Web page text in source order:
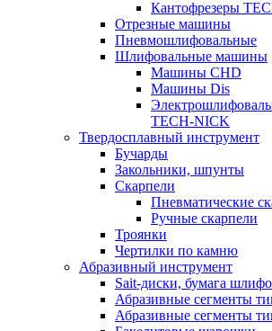
Кантофрезеры
Отрезные машины
Пневмошлифовальные
Шлифовальные машины
Машины CHD
Машины Dis
TECH-NICK
Твердосплавный инструмент
Бучарды
Закольники, шпунты
Скарпели
Пневматические
Ручные скарпели
Троянки
Чертилки по камню
Абразивный инструмент
Sait-диски, бумага
Абразивные сегменты
Абразивные сегменты